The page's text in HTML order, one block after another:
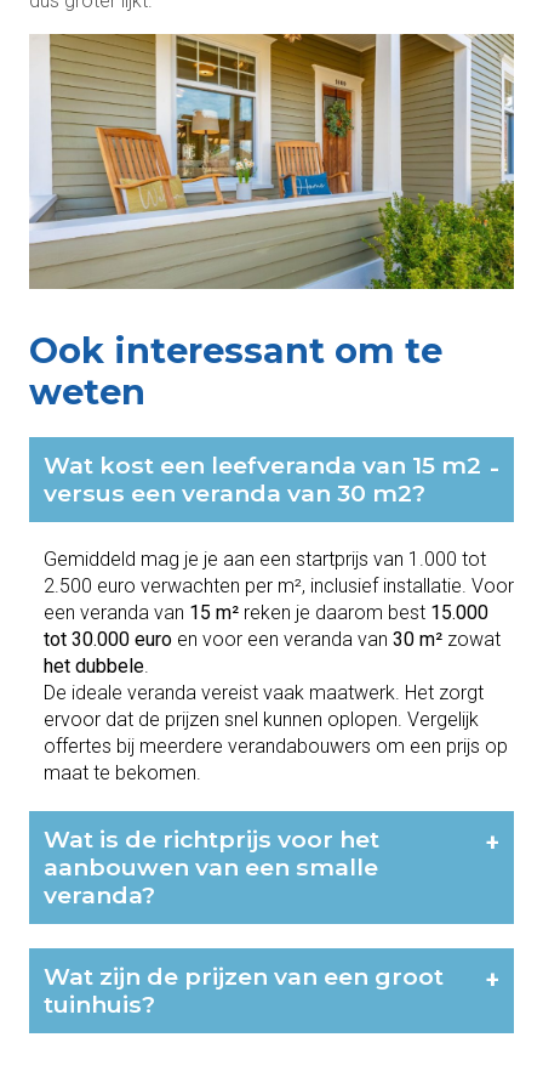
Ook interessant om te
weten
Wat kost een leefveranda van 15 m2
versus een veranda van 30 m2?
-
Gemiddeld mag je je aan een startprijs van 1.000 tot
2.500 euro verwachten per m², inclusief installatie. Voor
een veranda van 15 m² reken je daarom best 15.000
tot 30.000 euro en voor een veranda van 30 m² zowat
het dubbele.
De ideale veranda vereist vaak maatwerk. Het zorgt
ervoor dat de prijzen snel kunnen oplopen. Vergelijk
offertes bij meerdere verandabouwers om een prijs op
maat te bekomen.
Wat is de richtprijs voor het
aanbouwen van een smalle
veranda?
+
Wat zijn de prijzen van een groot
tuinhuis?
+